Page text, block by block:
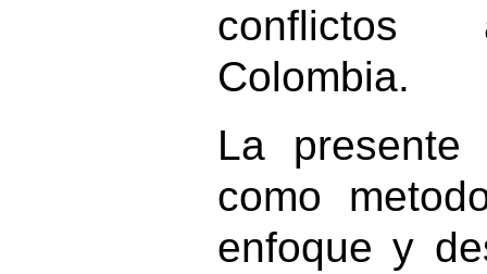
conflictos
Colombia.
La presente
como
enfoque y